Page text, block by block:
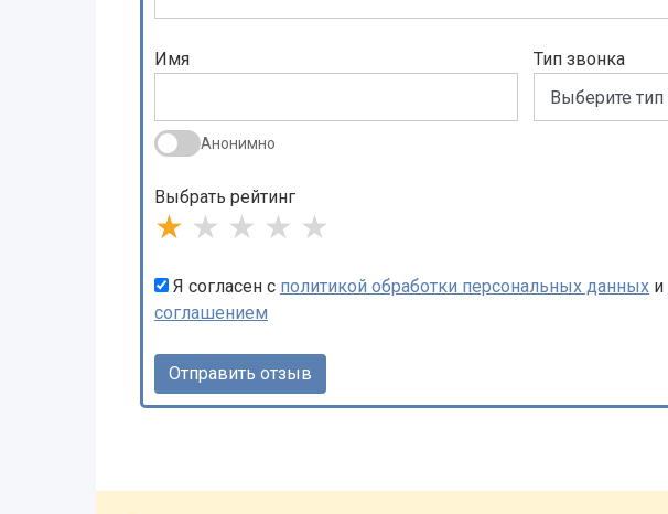
Имя
Анонимно
Тип звонка
Выбрать рейтинг
★ ★ ★ ★ ★
Я согласен с политикой обработки персональных данных и
соглашением